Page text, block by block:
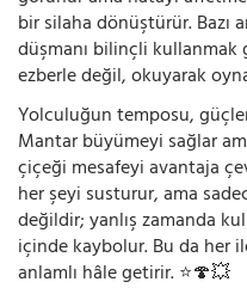
bir silaha dönüştürür. Bazı
düşmanı bilinçli kullanmak
ezberle değil, okuyarak
Yolculuğun temposu,
Mantar büyümeyi sağlar
çiçeği mesafeyi avantaja
her şeyi susturur, ama
değildir; yanlış zamanda
içinde kaybolur. Bu da her
anlamlı hâle getirir. ⭐🍄💥